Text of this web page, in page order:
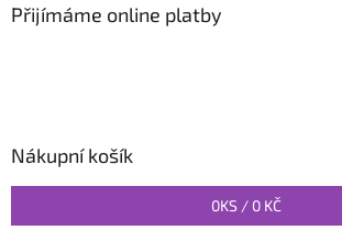
Přijímáme online platby
Nákupní košík
0KS / 0 KČ